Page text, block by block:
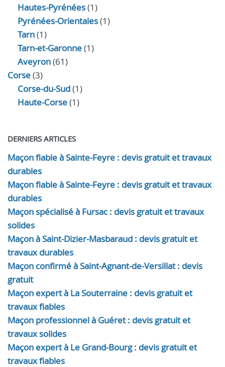
Hautes-Pyrénées(1)
Pyrénées-Orientales(1)
Tarn(1)
Tarn-et-Garonne(1)
Aveyron(61)
Corse(3)
Corse-du-Sud(1)
Haute-Corse(1)
DERNIERS ARTICLES
Maçon fiable à Sainte-Feyre : devis gratuit et travaux
durables
Maçon fiable à Sainte-Feyre : devis gratuit et travaux
durables
Maçon spécialisé à Fursac : devis gratuit et travaux
solides
Maçon à Saint-Dizier-Masbaraud : devis gratuit et
travaux durables
Maçon confirmé à Saint-Agnant-de-Versillat : devis
gratuit
Maçon expert à La Souterraine : devis gratuit et
travaux fiables
Maçon professionnel à Guéret : devis gratuit et
travaux solides
Maçon expert à Le Grand-Bourg : devis gratuit et
travaux fiables